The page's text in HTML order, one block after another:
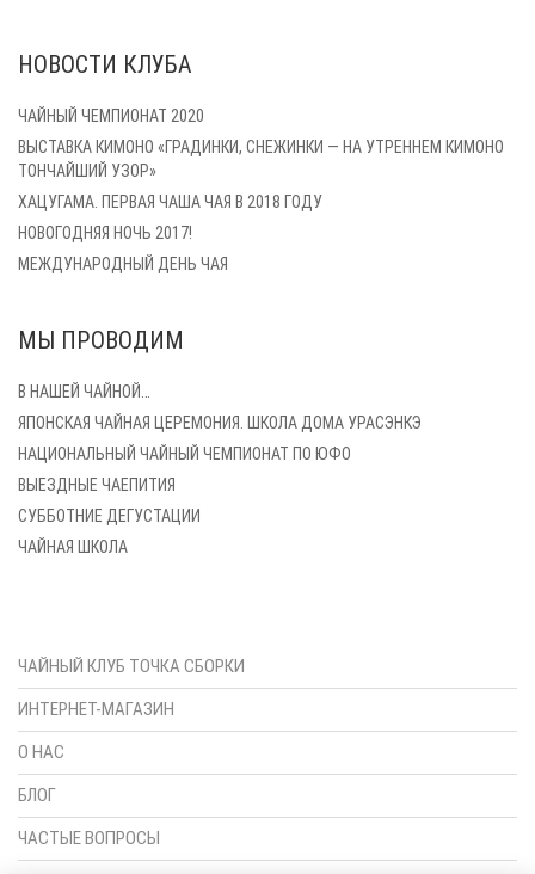
жёлтые
красные
Японские
НОВОСТИ КЛУБА
ЧАЙНЫЙ ЧЕМПИОНАТ 2020
ВЫСТАВКА КИМОНО «ГРАДИНКИ, СНЕЖИНКИ — НА УТРЕННЕМ КИМОНО
ТОНЧАЙШИЙ УЗОР»
ХАЦУГАМА. ПЕРВАЯ ЧАША ЧАЯ В 2018 ГОДУ
НОВОГОДНЯЯ НОЧЬ 2017!
МЕЖДУНАРОДНЫЙ ДЕНЬ ЧАЯ
МЫ ПРОВОДИМ
В НАШЕЙ ЧАЙНОЙ…
ЯПОНСКАЯ ЧАЙНАЯ ЦЕРЕМОНИЯ. ШКОЛА ДОМА УРАСЭНКЭ
НАЦИОНАЛЬНЫЙ ЧАЙНЫЙ ЧЕМПИОНАТ ПО ЮФО
ВЫЕЗДНЫЕ ЧАЕПИТИЯ
СУББОТНИЕ ДЕГУСТАЦИИ
ЧАЙНАЯ ШКОЛА
ЧАЙНЫЙ КЛУБ ТОЧКА СБОРКИ
ИНТЕРНЕТ-МАГАЗИН
О НАС
БЛОГ
ЧАСТЫЕ ВОПРОСЫ